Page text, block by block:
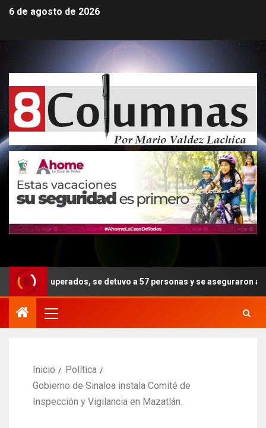
6 de agosto de 2026
se detuvo a 57 personas y se aseguraron armas, drogas y
Inicio
Política
Gobierno de Sinaloa instala Comité de
Inspección y Vigilancia en Mazatlán.